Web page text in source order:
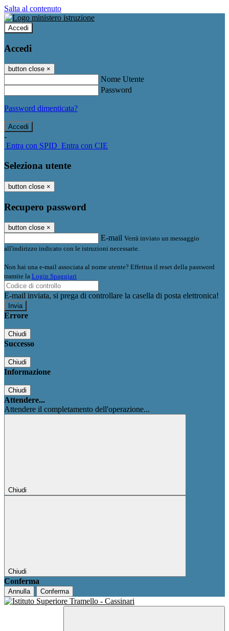
Salta al contenuto
Accedi
Accedi
button close ×
Nome Utente
Password
Password dimenticata?
-
Entra con SPID Entra con CIE
Seleziona utente
button close ×
Recupero password
button close ×
E-mail Verrà inviato un messaggio
all'indirizzo indicato con le istruzioni necessarie.
Non hai una e-mail associata al nome utente? Effettua il reset della password
tramite la Login Spaggiari
E-mail inviata, si prega di controllare la casella di posta elettronica!
Errore
Chiudi
Successo
Chiudi
Informazione
Chiudi
Attendere...
Attendere il completamento dell'operazione...
Chiudi
Chiudi
Conferma
Annulla Conferma